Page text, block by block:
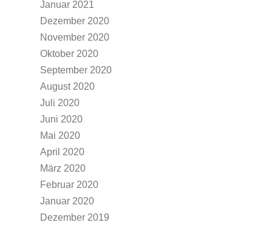
Januar 2021
Dezember 2020
November 2020
Oktober 2020
September 2020
August 2020
Juli 2020
Juni 2020
Mai 2020
April 2020
März 2020
Februar 2020
Januar 2020
Dezember 2019